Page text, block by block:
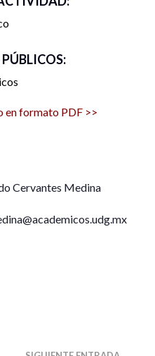
en formato PDF >>
Cervantes Medina